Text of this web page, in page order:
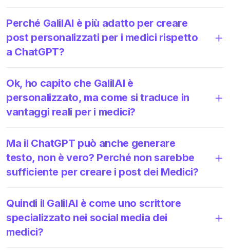
Perché GalilAI è più adatto per creare
post personalizzati per i medici rispetto
a ChatGPT?
Ok, ho capito che GalilAI è
personalizzato, ma come si traduce in
vantaggi reali per i medici?
Ma il ChatGPT può anche generare
testo, non è vero? Perché non sarebbe
sufficiente per creare i post dei Medici?
Quindi il GalilAI è come uno scrittore
specializzato nei social media dei
medici?